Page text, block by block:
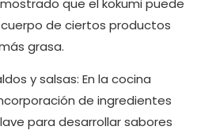
que el kokumi puede
de ciertos productos
grasa.
y salsas: En la cocina
de ingredientes
para desarrollar sabores